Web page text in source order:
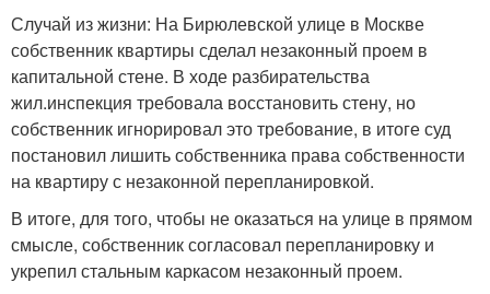
Случай из жизни: На Бирюлевской улице в Москве
собственник квартиры сделал незаконный проем в
капитальной стене. В ходе разбирательства
жил.инспекция требовала восстановить стену, но
собственник игнорировал это требование, в итоге суд
постановил лишить собственника права собственности
на квартиру с незаконной перепланировкой.
В итоге, для того, чтобы не оказаться на улице в прямом
смысле, собственник согласовал перепланировку и
укрепил стальным каркасом незаконный проем.